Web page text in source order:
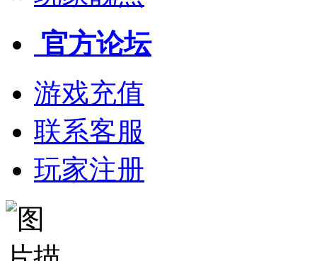
官方论坛
游戏充值
联系客服
玩家注册